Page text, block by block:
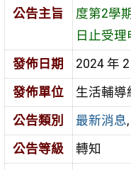
公告主旨
度第2學
日止受理
發佈日期
2024 年
發佈單位
生活輔導
公告類別
最新消息,
公告等級
轉知